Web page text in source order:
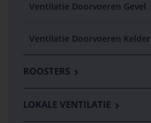
Ventilatie Doorvoeren Gevel
Ventilatie Doorvoeren Kelder
ROOSTERS
LOKALE VENTILATIE